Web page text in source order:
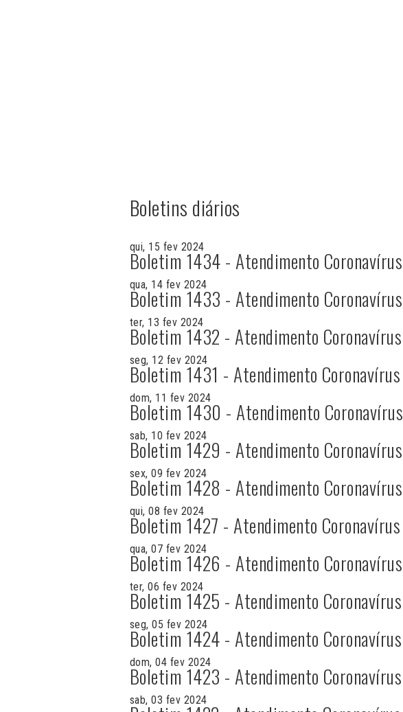
Boletins diários
qui, 15 fev 2024
Boletim 1434 - Atendimento Coronavírus
qua, 14 fev 2024
Boletim 1433 - Atendimento Coronavírus
ter, 13 fev 2024
Boletim 1432 - Atendimento Coronavírus
seg, 12 fev 2024
Boletim 1431 - Atendimento Coronavírus
dom, 11 fev 2024
Boletim 1430 - Atendimento Coronavírus
sab, 10 fev 2024
Boletim 1429 - Atendimento Coronavírus
sex, 09 fev 2024
Boletim 1428 - Atendimento Coronavírus
qui, 08 fev 2024
Boletim 1427 - Atendimento Coronavírus
qua, 07 fev 2024
Boletim 1426 - Atendimento Coronavírus
ter, 06 fev 2024
Boletim 1425 - Atendimento Coronavírus
seg, 05 fev 2024
Boletim 1424 - Atendimento Coronavírus
dom, 04 fev 2024
Boletim 1423 - Atendimento Coronavírus
sab, 03 fev 2024